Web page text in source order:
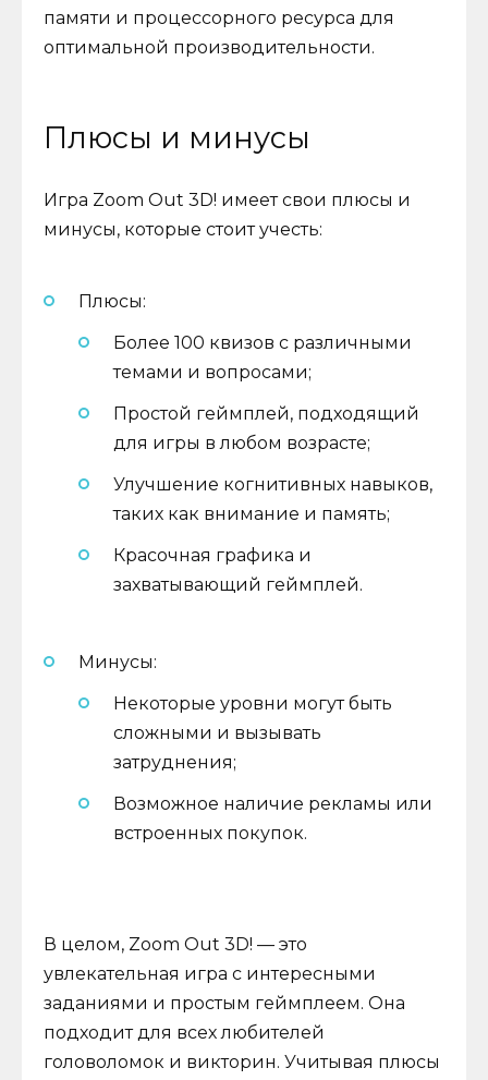
памяти и процессорного ресурса для
оптимальной производительности.
Плюсы и минусы
Игра Zoom Out 3D! имеет свои плюсы и
минусы, которые стоит учесть:
Плюсы:
Более 100 квизов с различными
темами и вопросами;
Простой геймплей, подходящий
для игры в любом возрасте;
Улучшение когнитивных навыков,
таких как внимание и память;
Красочная графика и
захватывающий геймплей.
Минусы:
Некоторые уровни могут быть
сложными и вызывать
затруднения;
Возможное наличие рекламы или
встроенных покупок.
В целом, Zoom Out 3D! — это
увлекательная игра с интересными
заданиями и простым геймплеем. Она
подходит для всех любителей
головоломок и викторин. Учитывая плюсы